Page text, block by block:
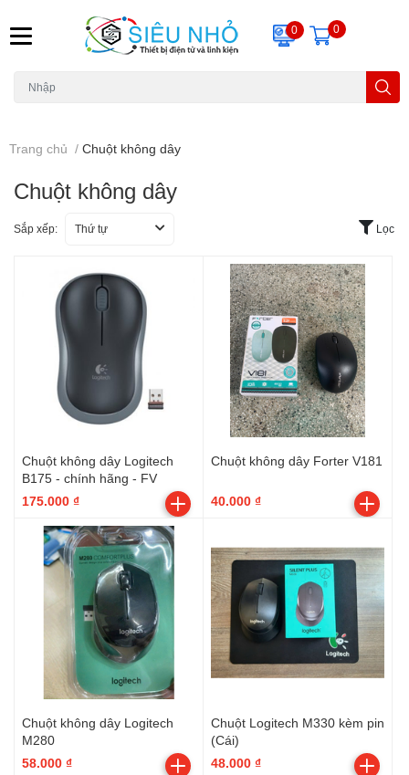
0 0
Trang chủ / Chuột không dây
Chuột không dây
Sắp xếp: Thứ tự Lọc
Chuột không dây Logitech
B175 - chính hãng - FV
175.000 ₫
Chuột không dây Forter V181
40.000 ₫
Chuột không dây Logitech
M280
58.000 ₫
Chuột Logitech M330 kèm pin
(Cái)
48.000 ₫